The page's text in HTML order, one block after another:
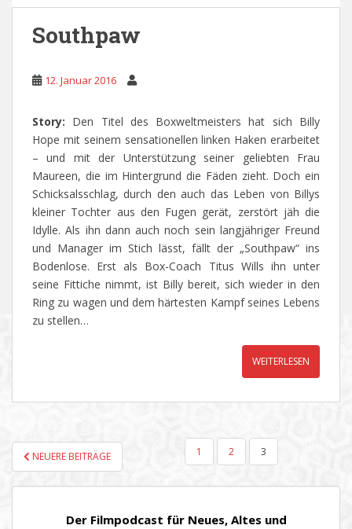
Southpaw
12. Januar 2016
Story: Den Titel des Boxweltmeisters hat sich Billy
Hope mit seinem sensationellen linken Haken erarbeitet
– und mit der Unterstützung seiner geliebten Frau
Maureen, die im Hintergrund die Fäden zieht. Doch ein
Schicksalsschlag, durch den auch das Leben von Billys
kleiner Tochter aus den Fugen gerät, zerstört jäh die
Idylle. Als ihn dann auch noch sein langjähriger Freund
und Manager im Stich lässt, fällt der „Southpaw“ ins
Bodenlose. Erst als Box-Coach Titus Wills ihn unter
seine Fittiche nimmt, ist Billy bereit, sich wieder in den
Ring zu wagen und dem härtesten Kampf seines Lebens
zu stellen…
WEITERLESEN
SEITENNUMMERIERUNG
DER
BEITRÄGE
NEUERE BEITRÄGE 1 2 3
Der Filmpodcast für Neues, Altes und